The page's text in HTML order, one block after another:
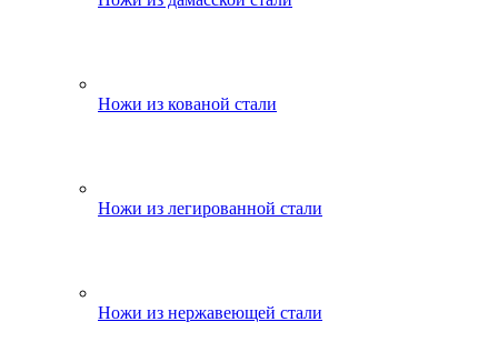
Ножи из кованой стали
Ножи из легированной стали
Ножи из нержавеющей стали